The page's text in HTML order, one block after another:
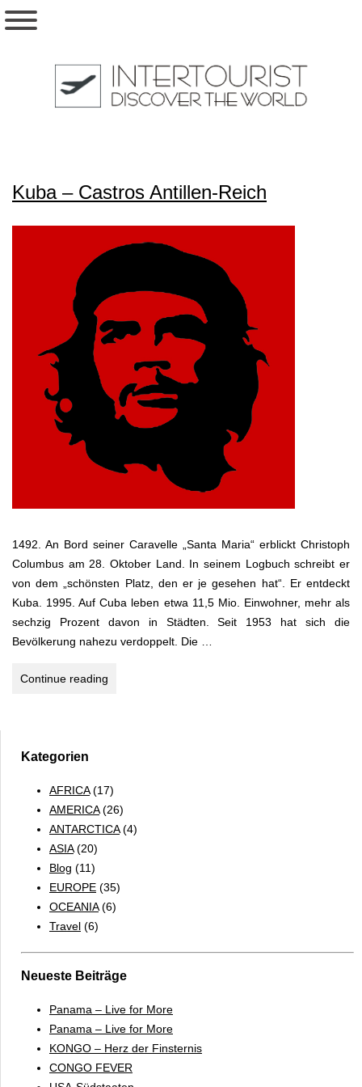
Kuba – Castros Antillen-Reich
1492. An Bord seiner Caravelle „Santa Maria“ erblickt Christoph
Columbus am 28. Oktober Land. In seinem Logbuch schreibt er
von dem „schönsten Platz, den er je gesehen hat“. Er entdeckt
Kuba. 1995. Auf Cuba leben etwa 11,5 Mio. Einwohner, mehr als
sechzig Prozent davon in Städten. Seit 1953 hat sich die
Bevölkerung nahezu verdoppelt. Die …
Continue reading
Kategorien
AFRICA(17)
AMERICA(26)
ANTARCTICA(4)
ASIA(20)
Blog (11)
EUROPE (35)
OCEANIA(6)
Travel (6)
Neueste Beiträge
Panama – Live for More
Panama – Live for More
KONGO – Herz der Finsternis
CONGO FEVER